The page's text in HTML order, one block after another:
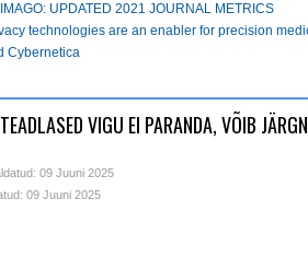
UPDATED 2021 JOURNAL METRICS
technologies are an enabler for precision
Cybernetica
VIGU EI PARANDA, VÕIB
09 Juuni 2025
09 Juuni 2025